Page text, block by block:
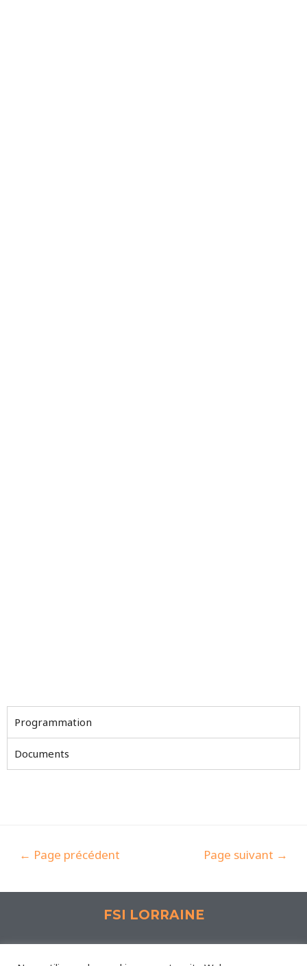
Programmation
Documents
← Page précédent Page suivant →
FSI LORRAINE
Espace Synergie, 1 Rue Lavoisier 57190 Florange